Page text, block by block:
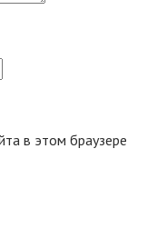
в этом браузере